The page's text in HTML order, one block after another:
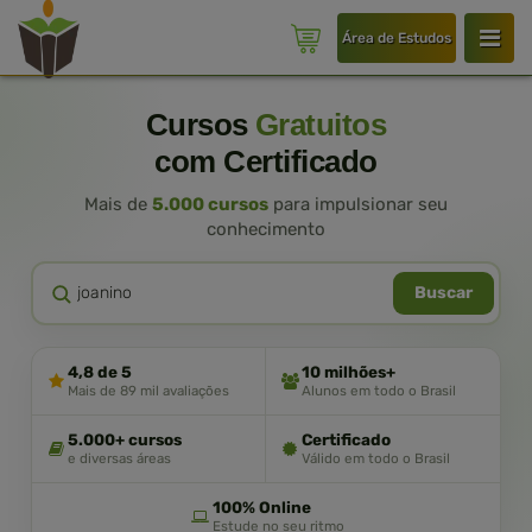
Área de Estudos
Cursos Gratuitos
com Certificado
Mais de 5.000 cursos para impulsionar seu
conhecimento
Buscar
4,8 de 5
Mais de 89 mil avaliações
10 milhões+
Alunos em todo o Brasil
5.000+ cursos
e diversas áreas
Certificado
Válido em todo o Brasil
100% Online
Estude no seu ritmo